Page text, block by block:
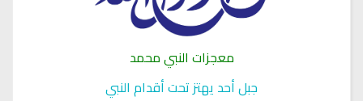
معجزات النبي محمد
جبل أحد يهتز تحت أقدام النبي